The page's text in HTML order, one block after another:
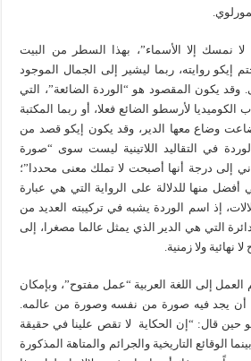
نمسك إلا الأسماء”، بهذا السطر من البيت
إيكو روايته، ربما ليشير إلى الجمال الموجود
يكون المقصود هو “الوردة الضائعة”، التي
لأرسطو الضائع فعلا، أو ربما المكتبة
وضاع معها الدير، وقد يكون إيكو قصد من
في التقاليد اللاتينية ليست سوى “صورة
إلى درجة أنها أصبحت لا تملك معنى محددا”؛
أفضل منها للدلالة على الرواية التي هي عبارة
إذ اسم الوردة يشبه في تركيبته العديد من
التي هي الدير الذي يمثل عالما مصغرا، إلى
نهائية ولا زمنية.
إلى اللغة العربية “عمل مفتوح”، وبإمكان
أن يجد فيه صورة من نفسه وصورة من عالمه.
حين قال: “إن الحكاية لا تقص علينا في حقيقة
الوقائع التاريخية والجرائم والمتاهة المذكورة